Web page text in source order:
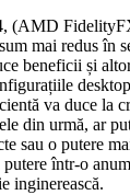
(AMD
mai redus în
beneficii și
va duce la
din urmă, ar
sau o putere
într-o
inginerească.